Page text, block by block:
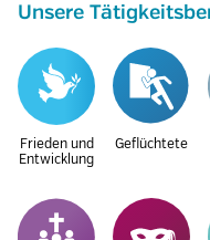
Unsere
Frieden und
Entwicklung
Geflüchtete